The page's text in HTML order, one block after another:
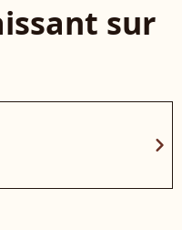
sur
chevron_right